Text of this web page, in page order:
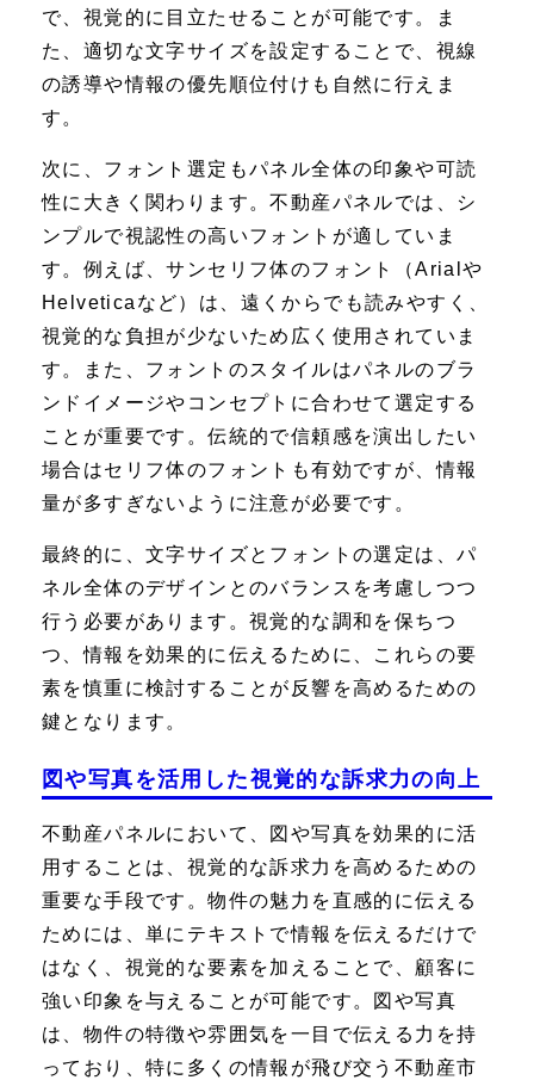
で、視覚的に目立たせることが可能です。ま
た、適切な文字サイズを設定することで、視線
の誘導や情報の優先順位付けも自然に行えま
す。
次に、フォント選定もパネル全体の印象や可読
性に大きく関わります。不動産パネルでは、シ
ンプルで視認性の高いフォントが適していま
す。例えば、サンセリフ体のフォント（Arialや
Helveticaなど）は、遠くからでも読みやすく、
視覚的な負担が少ないため広く使用されていま
す。また、フォントのスタイルはパネルのブラ
ンドイメージやコンセプトに合わせて選定する
ことが重要です。伝統的で信頼感を演出したい
場合はセリフ体のフォントも有効ですが、情報
量が多すぎないように注意が必要です。
最終的に、文字サイズとフォントの選定は、パ
ネル全体のデザインとのバランスを考慮しつつ
行う必要があります。視覚的な調和を保ちつ
つ、情報を効果的に伝えるために、これらの要
素を慎重に検討することが反響を高めるための
鍵となります。
図や写真を活用した視覚的な訴求力の向上
不動産パネルにおいて、図や写真を効果的に活
用することは、視覚的な訴求力を高めるための
重要な手段です。物件の魅力を直感的に伝える
ためには、単にテキストで情報を伝えるだけで
はなく、視覚的な要素を加えることで、顧客に
強い印象を与えることが可能です。図や写真
は、物件の特徴や雰囲気を一目で伝える力を持
っており、特に多くの情報が飛び交う不動産市